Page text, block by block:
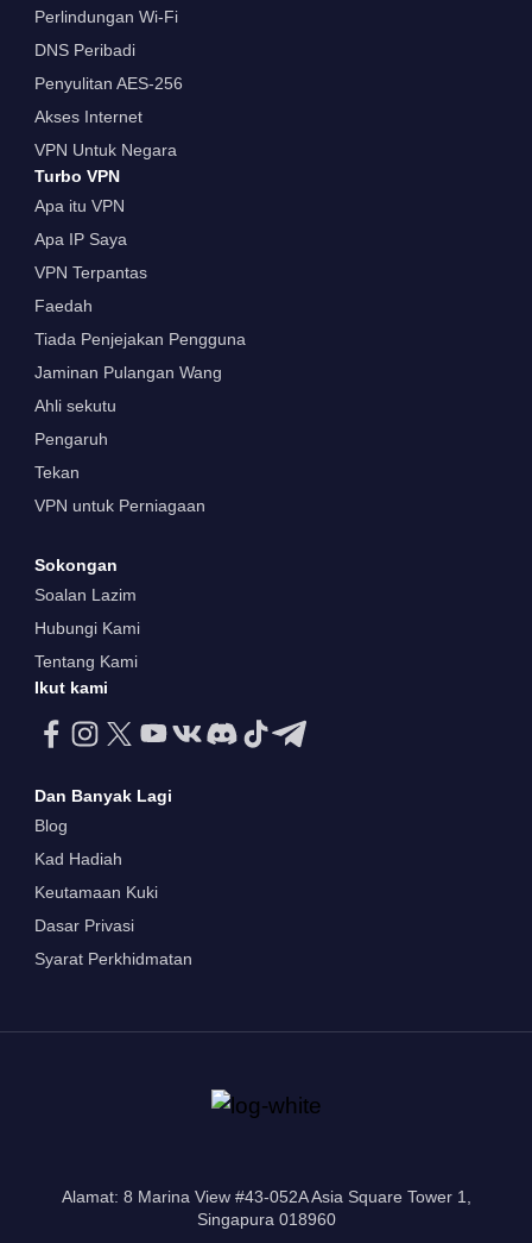
Perlindungan Wi-Fi
DNS Peribadi
Penyulitan AES-256
Akses Internet
VPN Untuk Negara
Turbo VPN
Apa itu VPN
Apa IP Saya
VPN Terpantas
Faedah
Tiada Penjejakan Pengguna
Jaminan Pulangan Wang
Ahli sekutu
Pengaruh
Tekan
VPN untuk Perniagaan
Sokongan
Soalan Lazim
Hubungi Kami
Tentang Kami
Ikut kami
Dan Banyak Lagi
Blog
Kad Hadiah
Keutamaan Kuki
Dasar Privasi
Syarat Perkhidmatan
Alamat: 8 Marina View #43-052A Asia Square Tower 1,
Singapura 018960